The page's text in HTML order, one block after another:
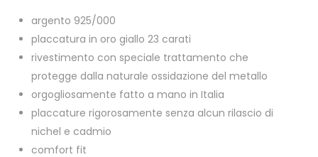
argento 925/000
placcatura in oro giallo 23 carati
rivestimento con speciale trattamento che
protegge dalla naturale ossidazione del metallo
orgogliosamente fatto a mano in Italia
placcature rigorosamente senza alcun rilascio di
nichel e cadmio
comfort fit